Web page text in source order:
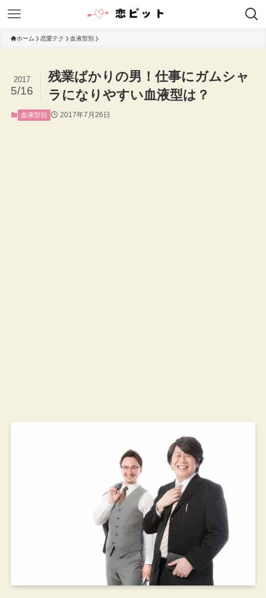
ホーム 恋愛テク 血液型別
残業ばかりの男！仕事にガムシャ
ラになりやすい血液型は？
2017
5/16
血液型別 2017年7月26日